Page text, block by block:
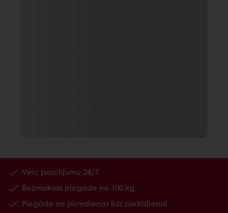
Veic pasūtījumu 24/7
Bezmaksas piegāde no 100 kg
Piegāde no pirmdienas līdz piektdienai